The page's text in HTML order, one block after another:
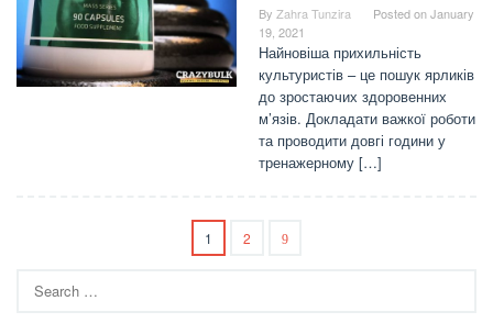
By Zahra Tunzira Posted onJanuary
19, 2021
Найновіша прихильність
культуристів – це пошук ярликів
до зростаючих здоровенних
м’язів. Докладати важкої роботи
та проводити довгі години у
тренажерному […]
1 2
for: